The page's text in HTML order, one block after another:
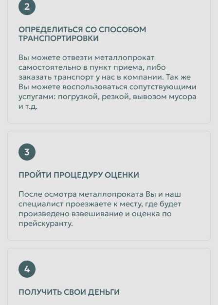
2
ОПРЕДЕЛИТЬСЯ СО СПОСОБОМ
ТРАНСПОРТИРОВКИ
Вы можете отвезти металлопрокат
самостоятельно в пункт приема, либо
заказать транспорт у нас в компании. Так же
Вы можете воспользоваться сопутствующими
услугами: погрузкой, резкой, вывозом мусора
и т.д.
3
ПРОЙТИ ПРОЦЕДУРУ ОЦЕНКИ
После осмотра металлопроката Вы и наш
специалист проезжаете к месту, где будет
произведено взвешивание и оценка по
прейскуранту.
4
ПОЛУЧИТЬ СВОИ ДЕНЬГИ